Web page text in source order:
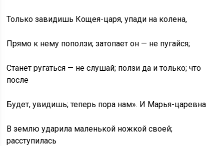
Только завидишь Кощея-царя, упади на колена,
Прямо к нему поползи; затопает он — не пугайся;
Станет ругаться — не слушай; ползи да и только; что
после
Будет, увидишь; теперь пора нам». И Марья-царевна
В землю ударила маленькой ножкой своей;
расступилась